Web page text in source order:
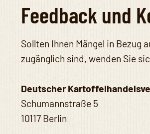
Feedback und
Sollten Ihnen Mängel in
zugänglich sind, wenden Sie
Deutscher
Schumannstraße 5
10117 Berlin